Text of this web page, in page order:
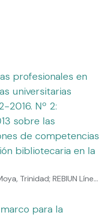
profesionales en
universitarias
2016. Nº 2:
sobre las
de competencias
bibliotecaria en la
Trinidad; REBIUN Línea
en las Bibliotecas
para la